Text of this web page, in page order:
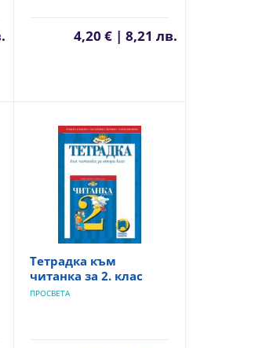
4,20 € | 8,21 лв.
Тетрадка към
читанка за 2. клас
ПРОСВЕТА